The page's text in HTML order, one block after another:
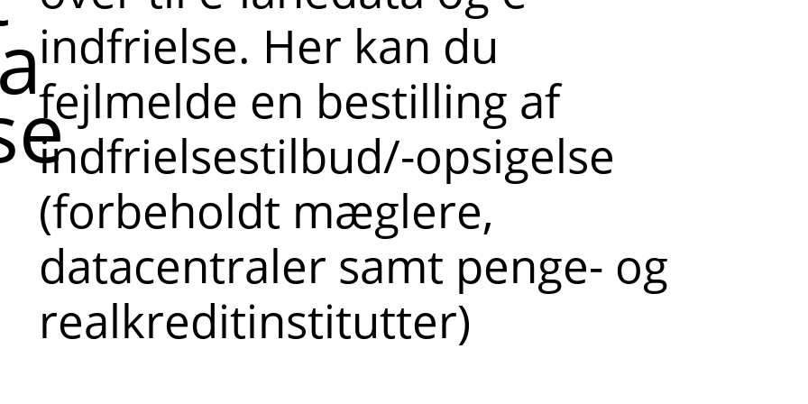
indfrielse. Her kan du
fejlmelde en bestilling af
indfrielsestilbud/-opsigelse
(forbeholdt mæglere,
datacentraler samt penge- og
realkreditinstitutter)